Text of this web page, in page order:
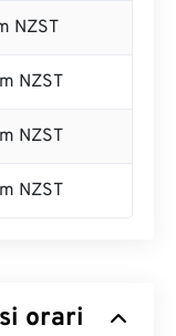
NZST
NZST
NZST
NZST
orari